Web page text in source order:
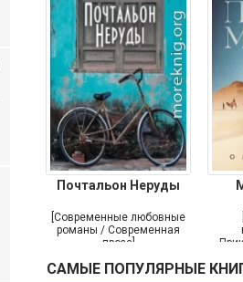
Почтальон Неруды
[Современные любовные
романы / Современная
проза]
САМЫЕ ПОПУЛЯРНЫЕ